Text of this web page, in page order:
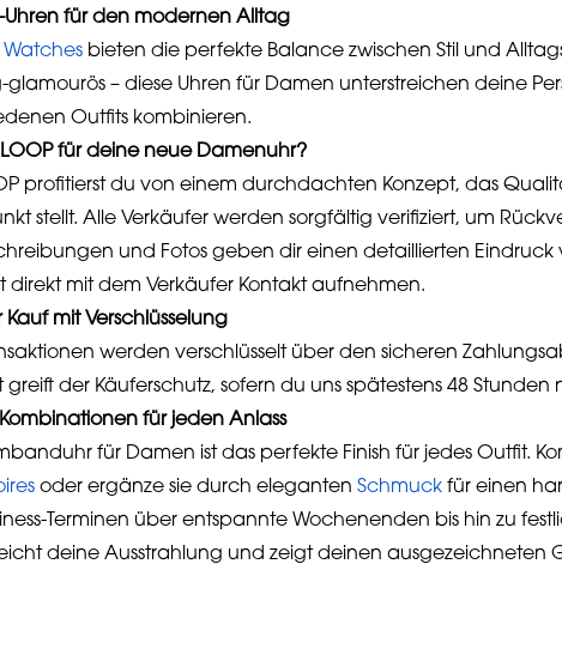
Uhren für den modernen Alltag
Watches bieten die perfekte Balance zwischen Stil und
glamourös – diese Uhren für Damen unterstreichen deine
Outfits kombinieren.
für deine neue Damenuhr?
profitierst du von einem durchdachten Konzept, das
stellt. Alle Verkäufer werden sorgfältig verifiziert, um
und Fotos geben dir einen detaillierten
direkt mit dem Verkäufer Kontakt aufnehmen.
Kauf mit Verschlüsselung
werden verschlüsselt über den sicheren
greift der Käuferschutz, sofern du uns spätestens 48 Stunden
für jeden Anlass
für Damen ist das perfekte Finish für jedes Outfit.
oder ergänze sie durch eleganten Schmuck für einen
Terminen über entspannte Wochenenden bis hin zu
deine Ausstrahlung und zeigt deinen ausgezeichneten